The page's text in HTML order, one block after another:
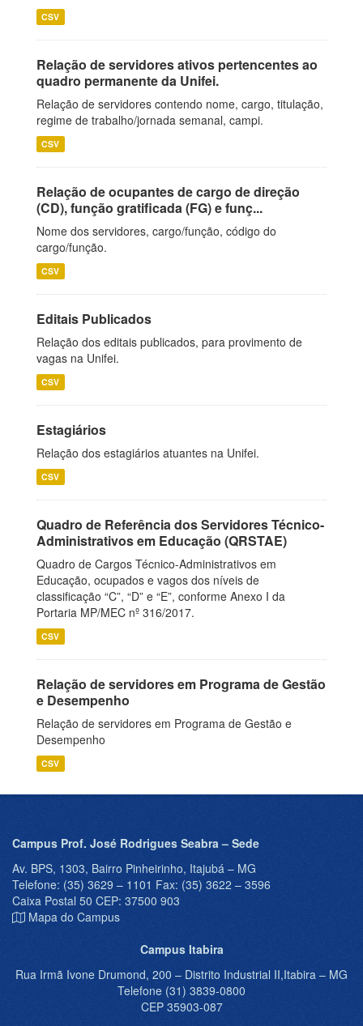
CSV
Relação de servidores ativos pertencentes ao
quadro permanente da Unifei.
Relação de servidores contendo nome, cargo, titulação,
regime de trabalho/jornada semanal, campi.
CSV
Relação de ocupantes de cargo de direção
(CD), função gratificada (FG) e funç...
Nome dos servidores, cargo/função, código do
cargo/função.
CSV
Editais Publicados
Relação dos editais publicados, para provimento de
vagas na Unifei.
CSV
Estagiários
Relação dos estagiários atuantes na Unifei.
CSV
Quadro de Referência dos Servidores Técnico-
Administrativos em Educação (QRSTAE)
Quadro de Cargos Técnico-Administrativos em
Educação, ocupados e vagos dos níveis de
classificação “C”, “D” e “E”, conforme Anexo I da
Portaria MP/MEC nº 316/2017.
CSV
Relação de servidores em Programa de Gestão
e Desempenho
Relação de servidores em Programa de Gestão e
Desempenho
CSV
Campus Prof. José Rodrigues Seabra – Sede
Av. BPS, 1303, Bairro Pinheirinho, Itajubá – MG
Telefone: (35) 3629 – 1101 Fax: (35) 3622 – 3596
Caixa Postal 50 CEP: 37500 903
Mapa do Campus
Campus Itabira
Rua Irmã Ivone Drumond, 200 – Distrito Industrial II,Itabira – MG
Telefone (31) 3839-0800
CEP 35903-087